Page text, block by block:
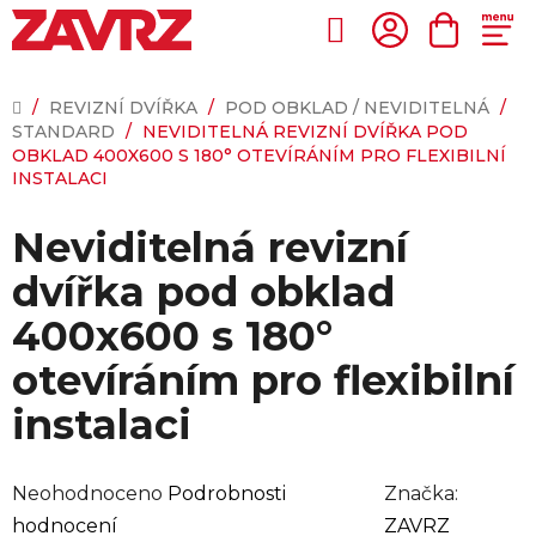
Přejít
na
Hledat
KOŠÍK
DOMŮ
/ REVIZNÍ DVÍŘKA / POD OBKLAD / NEVIDITELNÁ /
STANDARD / NEVIDITELNÁ REVIZNÍ DVÍŘKA POD
OBKLAD 400X600 S 180° OTEVÍRÁNÍM PRO FLEXIBILNÍ
INSTALACI
Neviditelná revizní
dvířka pod obklad
400x600 s 180°
otevíráním pro flexibilní
instalaci
Průměrné
hodnocení
Neohodnoceno Podrobnosti
hodnocení
Značka:
ZAVRZ